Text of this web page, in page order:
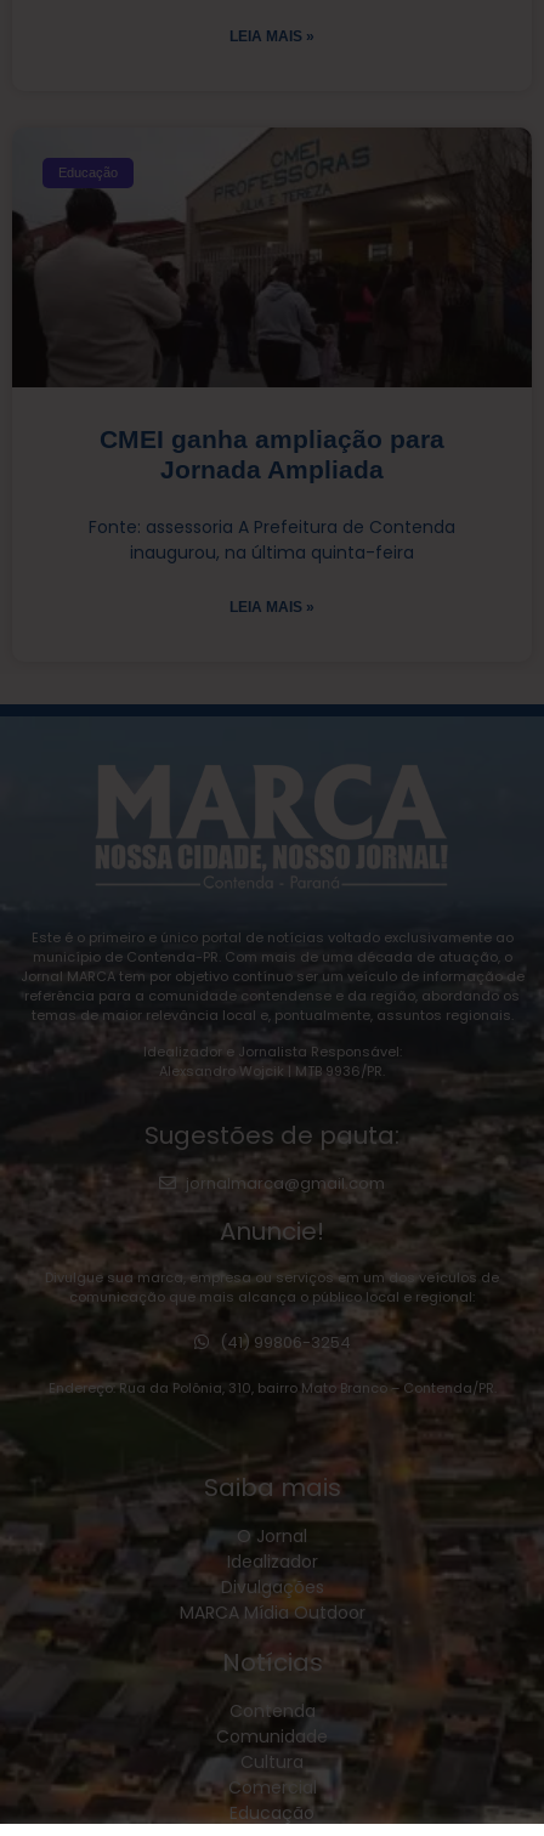
LEIA MAIS »
Educação
CMEI ganha ampliação para
Jornada Ampliada
Fonte: assessoria A Prefeitura de Contenda
inaugurou, na última quinta-feira
LEIA MAIS »
Este é o primeiro e único portal de notícias voltado exclusivamente ao
município de Contenda-PR. Com mais de uma década de atuação, o
Jornal MARCA tem por objetivo contínuo ser um veículo de informação de
referência para a comunidade contendense e da região, abordando os
temas de maior relevância local e, pontualmente, assuntos regionais.
Idealizador e Jornalista Responsável:
Alexsandro Wojcik | MTB 9936/PR.
Sugestões de pauta:
jornalmarca@gmail.com
Anuncie!
Divulgue sua marca, empresa ou serviços em um dos veículos de
comunicação que mais alcança o público local e regional:
(41) 99806-3254
Endereço: Rua da Polônia, 310, bairro Mato Branco – Contenda/PR.
Saiba mais
O Jornal
Idealizador
Divulgações
MARCA Mídia Outdoor
Notícias
Contenda
Comunidade
Cultura
Comercial
Educação